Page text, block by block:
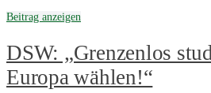
Beitrag anzeigen
DSW: „Grenzenlos
Europa wählen!“